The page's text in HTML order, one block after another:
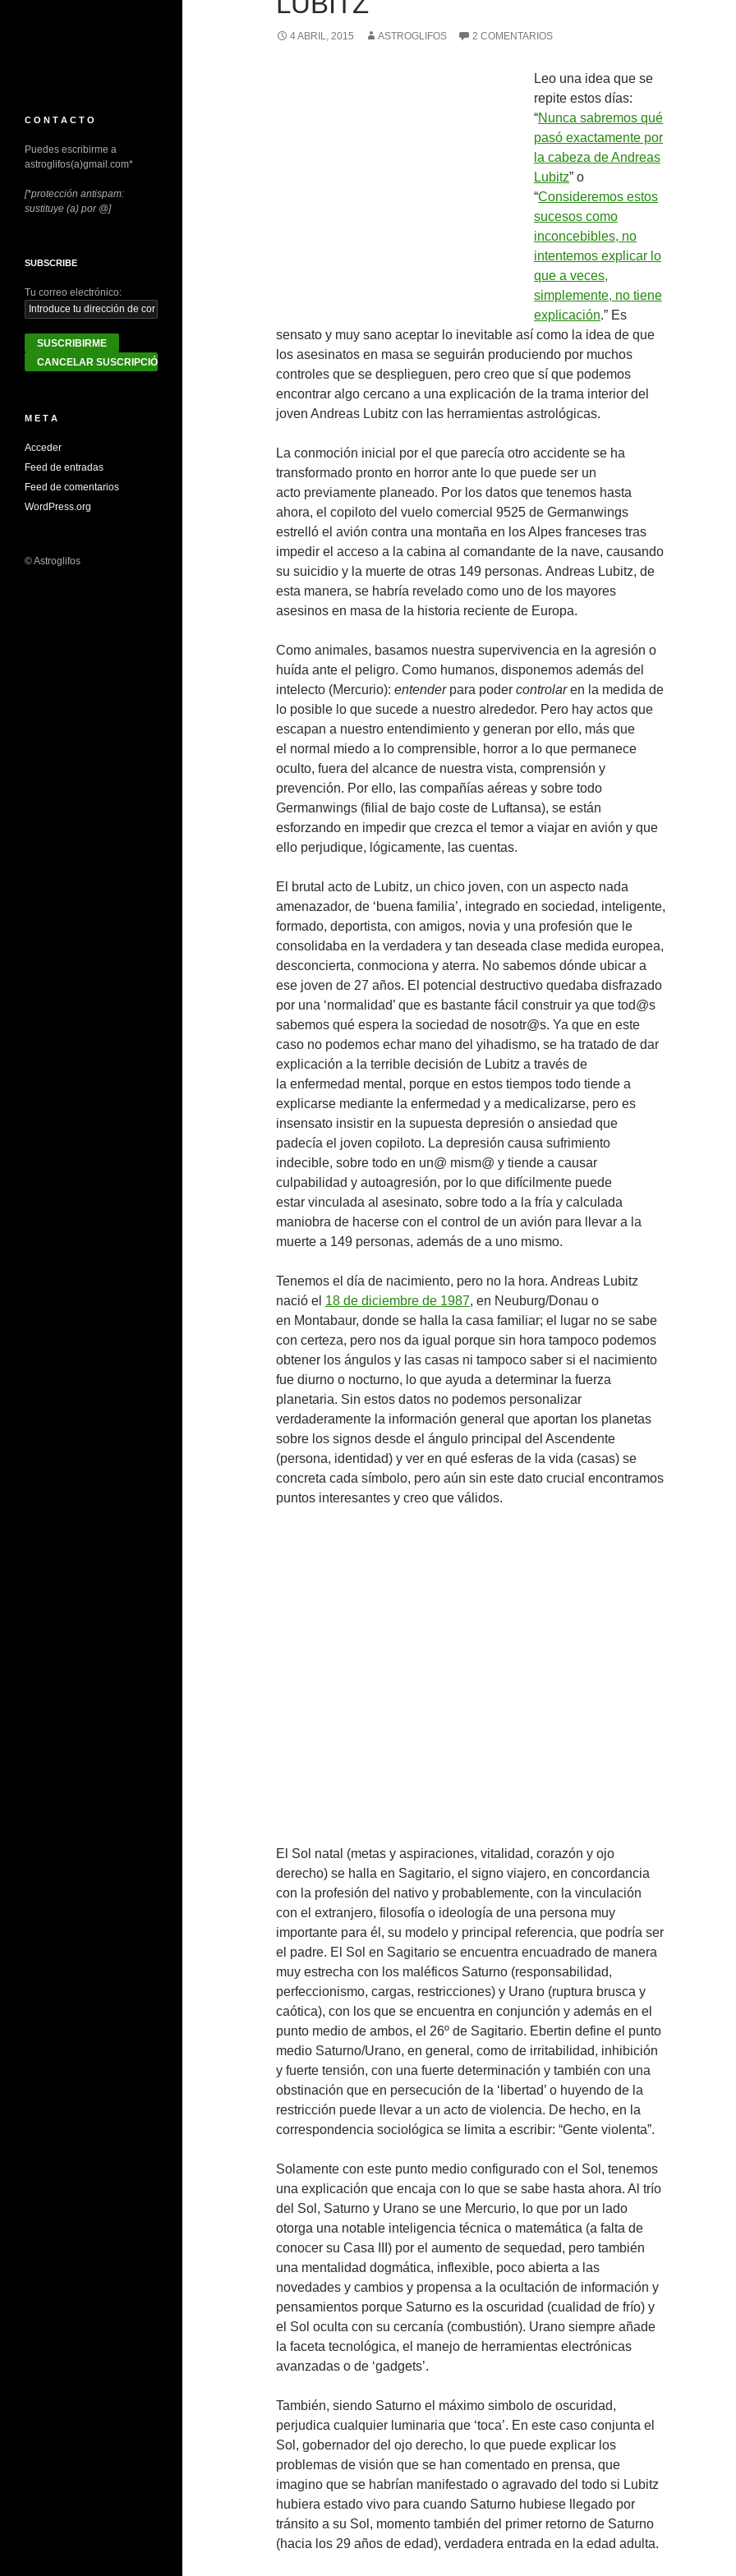
4 ABRIL, 2015 ASTROGLIFOS 2 COMENTARIOS
Leo una idea que se
repite estos días:
“Nunca sabremos qué
pasó exactamente por
la cabeza de Andreas
Lubitz” o
“Consideremos estos
sucesos como
inconcebibles, no
intentemos explicar lo
que a veces,
simplemente, no tiene
explicación.” Es
sensato y muy sano aceptar lo inevitable así como la idea de que
los asesinatos en masa se seguirán produciendo por muchos
controles que se desplieguen, pero creo que sí que podemos
encontrar algo cercano a una explicación de la trama interior del
joven Andreas Lubitz con las herramientas astrológicas.
La conmoción inicial por el que parecía otro accidente se ha
transformado pronto en horror ante lo que puede ser un
acto previamente planeado. Por los datos que tenemos hasta
ahora, el copiloto del vuelo comercial 9525 de Germanwings
estrelló el avión contra una montaña en los Alpes franceses tras
impedir el acceso a la cabina al comandante de la nave, causando
su suicidio y la muerte de otras 149 personas. Andreas Lubitz, de
esta manera, se habría revelado como uno de los mayores
asesinos en masa de la historia reciente de Europa.
Como animales, basamos nuestra supervivencia en la agresión o
huída ante el peligro. Como humanos, disponemos además del
intelecto (Mercurio): entenderpara poder controlaren la medida de
lo posible lo que sucede a nuestro alrededor. Pero hay actos que
escapan a nuestro entendimiento y generan por ello, más que
el normal miedo a lo comprensible, horror a lo que permanece
oculto, fuera del alcance de nuestra vista, comprensión y
prevención. Por ello, las compañías aéreas y sobre todo
Germanwings (filial de bajo coste de Luftansa), se están
esforzando en impedir que crezca el temor a viajar en avión y que
ello perjudique, lógicamente, las cuentas.
El brutal acto de Lubitz, un chico joven, con un aspecto nada
amenazador, de ‘buena familia’, integrado en sociedad, inteligente,
formado, deportista, con amigos, novia y una profesión que le
consolidaba en la verdadera y tan deseada clase medida europea,
desconcierta, conmociona y aterra. No sabemos dónde ubicar a
ese joven de 27 años. El potencial destructivo quedaba disfrazado
por una ‘normalidad’ que es bastante fácil construir ya que tod@s
sabemos qué espera la sociedad de nosotr@s. Ya que en este
caso no podemos echar mano del yihadismo, se ha tratado de dar
explicación a la terrible decisión de Lubitz a través de
la enfermedad mental, porque en estos tiempos todo tiende a
explicarse mediante la enfermedad y a medicalizarse, pero es
insensato insistir en la supuesta depresión o ansiedad que
padecía el joven copiloto. La depresión causa sufrimiento
indecible, sobre todo en un@ mism@ y tiende a causar
culpabilidad y autoagresión, por lo que difícilmente puede
estar vinculada al asesinato, sobre todo a la fría y calculada
maniobra de hacerse con el control de un avión para llevar a la
muerte a 149 personas, además de a uno mismo.
Tenemos el día de nacimiento, pero no la hora. Andreas Lubitz
nació el 18 de diciembre de 1987, en Neuburg/Donau o
en Montabaur, donde se halla la casa familiar; el lugar no se sabe
con certeza, pero nos da igual porque sin hora tampoco podemos
obtener los ángulos y las casas ni tampoco saber si el nacimiento
fue diurno o nocturno, lo que ayuda a determinar la fuerza
planetaria. Sin estos datos no podemos personalizar
verdaderamente la información general que aportan los planetas
sobre los signos desde el ángulo principal del Ascendente
(persona, identidad) y ver en qué esferas de la vida (casas) se
concreta cada símbolo, pero aún sin este dato crucial encontramos
puntos interesantes y creo que válidos.
El Sol natal (metas y aspiraciones, vitalidad, corazón y ojo
derecho) se halla en Sagitario, el signo viajero, en concordancia
con la profesión del nativo y probablemente, con la vinculación
con el extranjero, filosofía o ideología de una persona muy
importante para él, su modelo y principal referencia, que podría ser
el padre. El Sol en Sagitario se encuentra encuadrado de manera
muy estrecha con los maléficos Saturno (responsabilidad,
perfeccionismo, cargas, restricciones) y Urano (ruptura brusca y
caótica), con los que se encuentra en conjunción y además en el
punto medio de ambos, el 26º de Sagitario. Ebertin define el punto
medio Saturno/Urano, en general, como de irritabilidad, inhibición
y fuerte tensión, con una fuerte determinación y también con una
obstinación que en persecución de la ‘libertad’ o huyendo de la
restricción puede llevar a un acto de violencia. De hecho, en la
correspondencia sociológica se limita a escribir: “Gente violenta”.
Solamente con este punto medio configurado con el Sol, tenemos
una explicación que encaja con lo que se sabe hasta ahora. Al trío
del Sol, Saturno y Urano se une Mercurio, lo que por un lado
otorga una notable inteligencia técnica o matemática (a falta de
conocer su Casa III) por el aumento de sequedad, pero también
una mentalidad dogmática, inflexible, poco abierta a las
novedades y cambios y propensa a la ocultación de información y
pensamientos porque Saturno es la oscuridad (cualidad de frío) y
el Sol oculta con su cercanía (combustión). Urano siempre añade
la faceta tecnológica, el manejo de herramientas electrónicas
avanzadas o de ‘gadgets’.
También, siendo Saturno el máximo simbolo de oscuridad,
perjudica cualquier luminaria que ‘toca’. En este caso conjunta el
Sol, gobernador del ojo derecho, lo que puede explicar los
problemas de visión que se han comentado en prensa, que
imagino que se habrían manifestado o agravado del todo si Lubitz
hubiera estado vivo para cuando Saturno hubiese llegado por
tránsito a su Sol, momento también del primer retorno de Saturno
(hacia los 29 años de edad), verdadera entrada en la edad adulta.
C O N T A C T O
Puedes escribirme a
astroglifos(a)gmail.com*
[*protección antispam:
sustituye (a) por @]
SUBSCRIBE
Tu correo electrónico:
M E T A
Acceder
Feed de entradas
Feed de comentarios
WordPress.org
© Astroglifos